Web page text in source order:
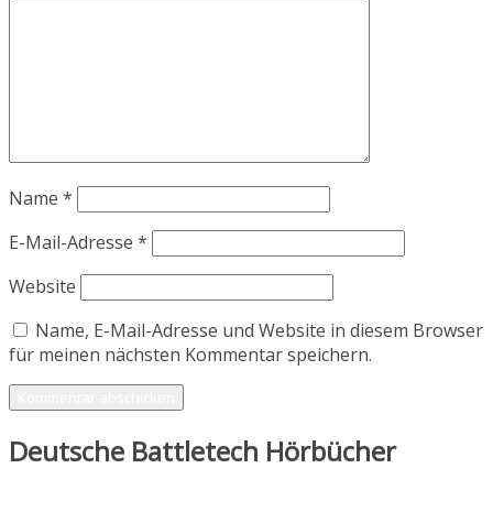
Name *
E-Mail-Adresse *
Website
Name, E-Mail-Adresse und Website in diesem Browser
für meinen nächsten Kommentar speichern.
Deutsche Battletech Hörbücher